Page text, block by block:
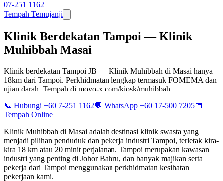
07-251 1162
Tempah Temujanji
Klinik Berdekatan Tampoi — Klinik
Muhibbah Masai
Klinik berdekatan Tampoi JB — Klinik Muhibbah di Masai hanya
18km dari Tampoi. Perkhidmatan lengkap termasuk FOMEMA dan
ujian darah. Tempah di movo-x.com/kiosk/muhibbah.
📞 Hubungi +60 7-251 1162💬 WhatsApp +60 17-500 7205📅
Tempah Online
Klinik Muhibbah di Masai adalah destinasi klinik swasta yang
menjadi pilihan penduduk dan pekerja industri Tampoi, terletak kira-
kira 18 km atau 20 minit perjalanan. Tampoi merupakan kawasan
industri yang penting di Johor Bahru, dan banyak majikan serta
pekerja dari Tampoi menggunakan perkhidmatan kesihatan
pekerjaan kami.